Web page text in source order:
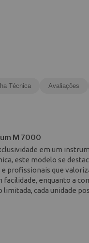
Técnica Avaliações
M 7000
em um
este modelo se
profissionais que
enquanto a
cada unidade